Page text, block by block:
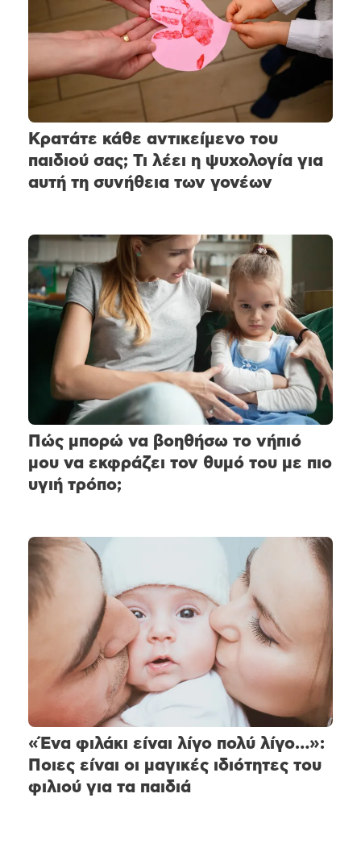
Κρατάτε κάθε αντικείμενο του
παιδιού σας; Τι λέει η ψυχολογία για
αυτή τη συνήθεια των γονέων
Πώς μπορώ να βοηθήσω το νήπιό
μου να εκφράζει τον θυμό του με πιο
υγιή τρόπο;
«Ένα φιλάκι είναι λίγο πολύ λίγο…»:
Ποιες είναι οι μαγικές ιδιότητες του
φιλιού για τα παιδιά